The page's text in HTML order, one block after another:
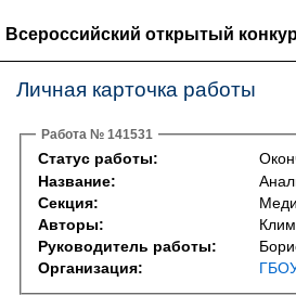
Всероссийский открытый
Личная карточка работы
Работа № 141531
Статус работы:
Название:
Секция:
Авторы:
Руководитель работы:
Организация: